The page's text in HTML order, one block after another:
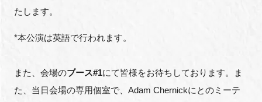
たします。
*本公演は英語で行われます。
また、会場のブース#1にて皆様をお待ちしております。ま
た、当日会場の専用個室で、Adam Chernickにとのミーテ